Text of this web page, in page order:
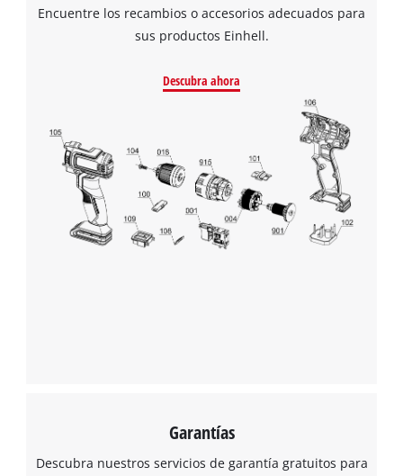
to trackers that are not disclosed to the
visitor. The website owner needs to setup
the site with their CMP to add this content
Usercentrics Consent
Management Platform
Encuentre los recambios o accesorios adecuados para
sus productos Einhell.
Descubra ahora
Garantías
Descubra nuestros servicios de garantía gratuitos para